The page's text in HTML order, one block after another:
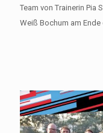
Team von Trainerin Pia
Weiß Bochum am Ende